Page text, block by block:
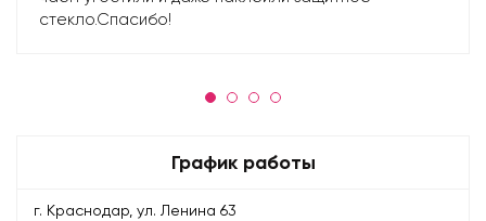
стекло.Спасибо!
График работы
г. Краснодар, ул. Ленина 63